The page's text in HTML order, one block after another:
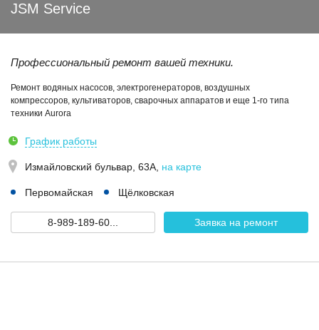
JSM Service
Профессиональный ремонт вашей техники.
Ремонт водяных насосов, электрогенераторов, воздушных
компрессоров, культиваторов, сварочных аппаратов и еще 1-го типа
техники Aurora
График работы
Измайловский бульвар, 63А на карте
Первомайская Щёлковская
8-989-189-60... Заявка на ремонт